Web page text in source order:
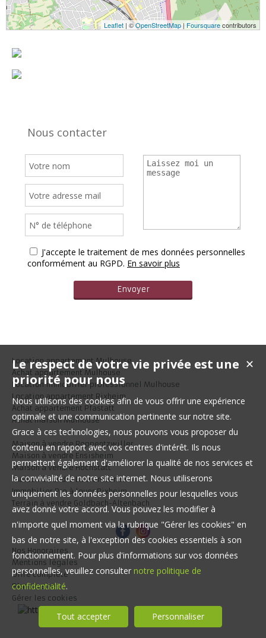
Leaflet | ©OpenStreetMap | Foursquarecontributors
Nous contacter
J'accepte le traitement de mes données personnelles
conformément au RGPD. En savoir plus
Location appartement Mulhouse
Achat appartement Mulhouse
Location immobilier professionnel Mulhouse
Location appartement Rixheim
Achat appartement Pfastatt
Achat maison Mulhouse
Maison à vendre Roppentzwiller
Maison à vendre Ensisheim
Maison à vendre Hochstatt
Maison à vendre La Wantzenau
Immobilier Pro à louer Rixheim
Terrain à vendre Goldbach-Altenbach
Nos Honoraires
Mentions légales
Offre complète
Plan du site
Gérer les cookies
✕
Le respect de votre vie privée est une
priorité pour nous
Nous utilisons des cookies afin de vous offrir une expérience
optimale et une communication pertinente sur notre site.
Grace à ces technologies, nous pouvons vous proposer du
contenu en rapport avec vos centres d'intérêt. Ils nous
permettent également d'améliorer la qualité de nos services et
la convivialité de notre site internet. Nous utiliserons
uniquement les données personnelles pour lesquelles vous
avez donné votre accord. Vous pouvez les modifier à
n'importe quel moment via la rubrique "Gérer les cookies" en
bas de notre site, à l'exception des cookies essentiels à son
fonctionnement. Pour plus d'informations sur vos données
personnelles, veuillez consulter notre politique de
confidentialité.
Tout accepter Personnaliser